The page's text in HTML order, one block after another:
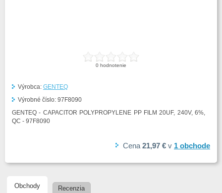
0 hodnotenie
Výrobca: GENTEQ
Výrobné číslo: 97F8090
GENTEQ - CAPACITOR POLYPROPYLENE PP FILM 20UF, 240V, 6%,
QC - 97F8090
Cena 21,97 € v 1 obchode
Obchody Recenzia